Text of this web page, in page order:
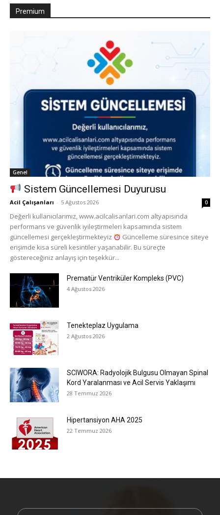
Premium
Genel
Sistem Güncellemesi Duyurusu
Acil Çalışanları - 5 Ağustos 2026 0
Değerli kullanıcılarımız, www.acilcalisanlari.com altyapısında
performans ve güvenlik iyileştirmeleri kapsamında sistem
güncellemesi gerçekleştirmekteyiz
Güncelleme süresince siteye
erişimde kısa süreli kesintiler yaşanabilir. Bu süreçte
göstereceğiniz anlayış için teşekkür...
Prematür Ventriküler Kompleks (PVC)
4 Ağustos 2026
Tenekteplaz Uygulama
2 Ağustos 2026
SCIWORA: Radyolojik Bulgusu Olmayan Spinal
Kord Yaralanması ve Acil Servis Yaklaşımı
28 Temmuz 2026
Hipertansiyon AHA 2025
22 Temmuz 2026